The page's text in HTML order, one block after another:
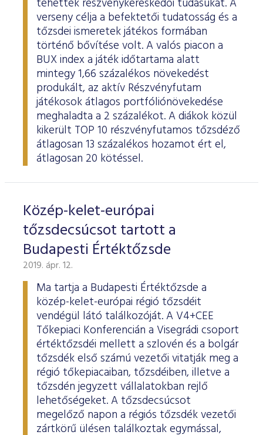
ESG Útmutató
tehették részvénykereskedői tudásukat. A
verseny célja a befektetői tudatosság és a
tőzsdei ismeretek játékos formában
történő bővítése volt. A valós piacon a
BUX index a játék időtartama alatt
mintegy 1,66 százalékos növekedést
produkált, az aktív Részvényfutam
játékosok átlagos portfóliónövekedése
meghaladta a 2 százalékot. A diákok közül
kikerült TOP 10 részvényfutamos tőzsdéző
átlagosan 13 százalékos hozamot ért el,
átlagosan 20 kötéssel.
Közép-kelet-európai
tőzsdecsúcsot tartott a
Budapesti Értéktőzsde
2019. ápr. 12.
Ma tartja a Budapesti Értéktőzsde a
közép-kelet-európai régió tőzsdéit
vendégül látó találkozóját. A V4+CEE
Tőkepiaci Konferencián a Visegrádi csoport
értéktőzsdéi mellett a szlovén és a bolgár
tőzsdék első számú vezetői vitatják meg a
régió tőkepiacaiban, tőzsdéiben, illetve a
tőzsdén jegyzett vállalatokban rejlő
lehetőségeket. A tőzsdecsúcsot
megelőző napon a régiós tőzsdék vezetői
zártkörű ülésen találkoztak egymással,